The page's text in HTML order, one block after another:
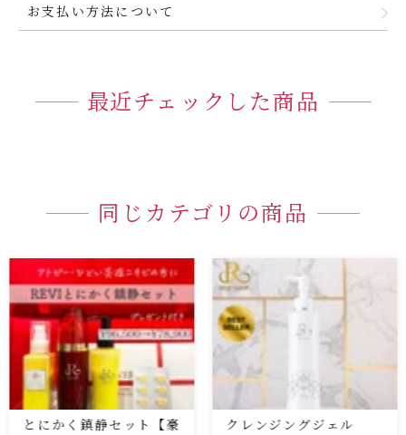
お支払い方法について
最近チェックした商品
同じカテゴリの商品
とにかく鎮静セット【豪
クレンジングジェル